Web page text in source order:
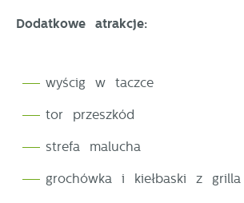
Dodatkowe atrakcje:
wyścig w taczce
tor przeszkód
strefa malucha
grochówka i kiełbaski z grilla